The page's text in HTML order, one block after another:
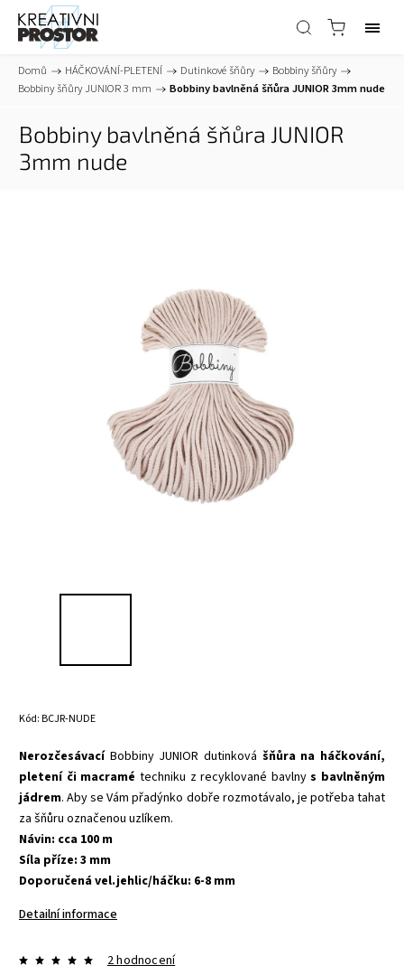
Domů / HÁČKOVÁNÍ-PLETENÍ / Dutinkové šňůry / Bobbiny šňůry /
Bobbiny šňůry JUNIOR 3 mm / Bobbiny bavlněná šňůra JUNIOR 3mm nude
Bobbiny bavlněná šňůra JUNIOR
3mm nude
Kód:BCJR-NUDE
NerozčesávacíBobbiny JUNIOR dutinková šňůra na háčkování,
pletení či macramé techniku z recyklované bavlnys bavlněným
jádrem. Aby se Vám přadýnko dobře rozmotávalo, je potřeba tahat
za šňůru označenou uzlíkem.
Návin: cca 100 m
Síla příze: 3 mm
Doporučená vel.jehlic/háčku: 6-8 mm
Detailní informace
2 hodnocení